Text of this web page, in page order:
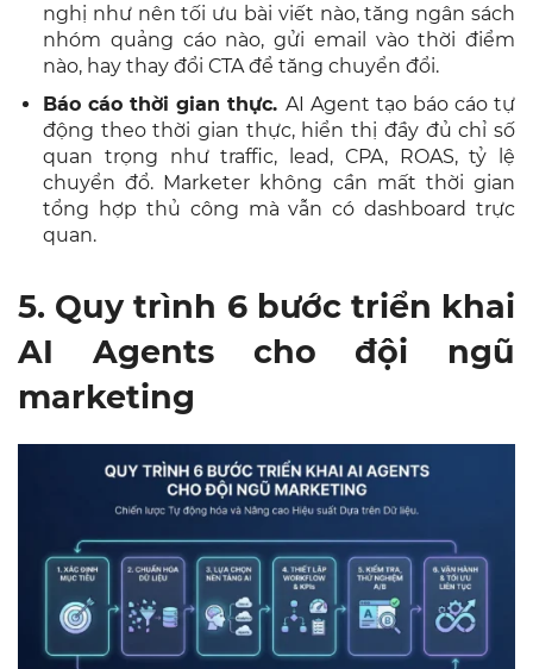
nghị như nên tối ưu bài viết nào, tăng ngân sách
nhóm quảng cáo nào, gửi email vào thời điểm
nào, hay thay đổi CTA để tăng chuyển đổi.
Báo cáo thời gian thực. AI Agent tạo báo cáo tự
động theo thời gian thực, hiển thị đầy đủ chỉ số
quan trọng như traffic, lead, CPA, ROAS, tỷ lệ
chuyển đổ. Marketer không cần mất thời gian
tổng hợp thủ công mà vẫn có dashboard trực
quan.
5. Quy trình 6 bước triển khai
AI Agents cho đội ngũ
marketing